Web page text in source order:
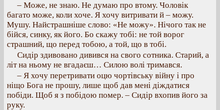
– Може, не знаю. Не думаю про втому. Чоловік
багато може, коли хоче. Я хочу витривати й – можу.
Мушу. Найстрашніше слово: «Не можу». Нічого так не
бійся, синку, як його. Бо скажу тобі: не той ворог
страшний, що перед тобою, а той, що в тобі.
Сидір здивовано дивився на свого сотника. Старий, а
літ на ньому не вгадаєш… Силою волі тримався.
– Я хочу перетривати оцю чортівську війну і про
ніщо Бога не прошу, лише щоб дав мені діждатися
побіди. Щоб я з побідою помер. – Сидір вхопив його за
руку.